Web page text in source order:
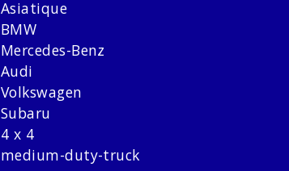
Asiatique
BMW
Mercedes-Benz
Audi
Volkswagen
Subaru
4 x 4
medium-duty-truck